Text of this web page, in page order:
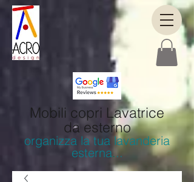
Mobili copri Lavatrice
da esterno
organizza la tua lavanderia
esterna...